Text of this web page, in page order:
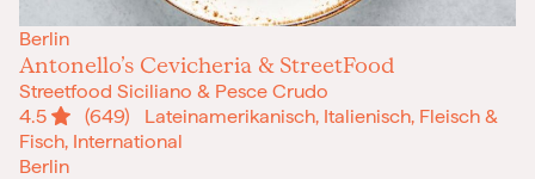
Berlin
Antonello’s Cevicheria & StreetFood
Streetfood Siciliano & Pesce Crudo
4.5
(649) Lateinamerikanisch, Italienisch, Fleisch &
Fisch, International
Berlin